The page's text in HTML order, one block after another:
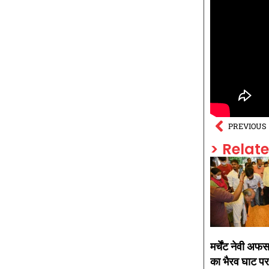
PREVIOUS
>
मर्चेंट नेवी
का भैरव घाट